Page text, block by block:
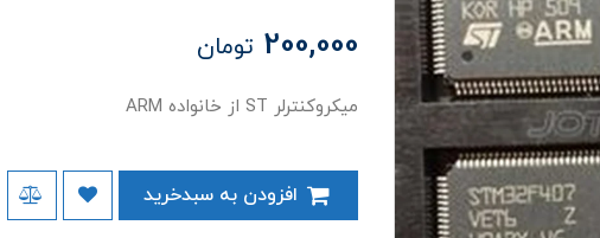
200,000 تومان
میکروکنترلر ST از خانواده ARM